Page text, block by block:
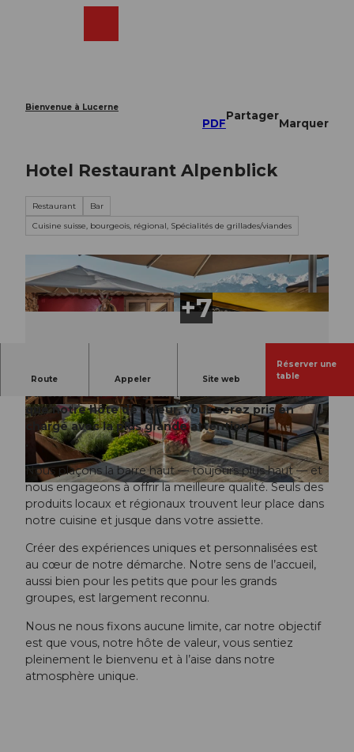
Bienvenue à Lucerne
PDF
Partager
Marquer
Hotel Restaurant Alpenblick
Restaurant
Bar
Cuisine suisse, bourgeois, régional, Spécialités de grillades/viandes
© Hotel Alpenblick, Weggis |CC-BY-NC-ND
© MICHEL GIESSER © stevewenger.ch |CC-BY-NC-ND
Route Appeler Site web
Réserver une
table
Nous sommes une équipe animée par une
passion et un engagement sans réserve. En tant
que notre hôte de valeur, vous serez pris en
charge avec la plus grande attention.
Nous plaçons la barre haut — toujours plus haut — et
nous engageons à offrir la meilleure qualité. Seuls des
produits locaux et régionaux trouvent leur place dans
notre cuisine et jusque dans votre assiette.
Créer des expériences uniques et personnalisées est
au cœur de notre démarche. Notre sens de l’accueil,
aussi bien pour les petits que pour les grands
groupes, est largement reconnu.
Nous ne nous fixons aucune limite, car notre objectif
est que vous, notre hôte de valeur, vous sentiez
pleinement le bienvenu et à l’aise dans notre
atmosphère unique.